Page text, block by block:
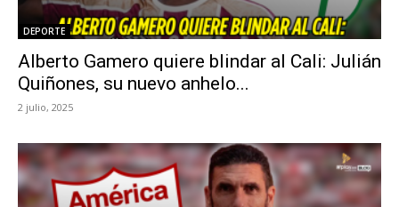
DEPORTE
Alberto Gamero quiere blindar al Cali: Julián
Quiñones, su nuevo anhelo...
2 julio, 2025